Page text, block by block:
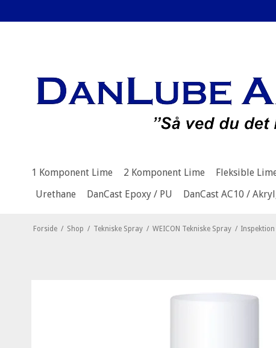
1 Komponent Lime 2 Komponent Lime Fleksible
Urethane
DanCast Epoxy / PU DanCast AC10 /
Forside / Shop / Tekniske Spray / WEICON Tekniske Spray /